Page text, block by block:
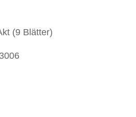
(9 Blätter)